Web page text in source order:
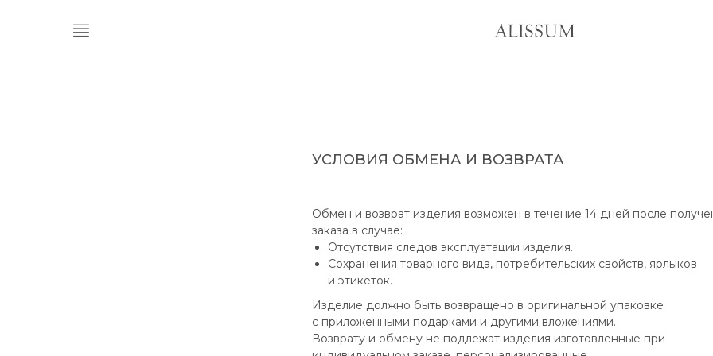
УСЛОВИЯ ОБМЕНА И ВОЗВРАТА
Обмен и возврат изделия возможен в течение 14 дней после
заказа в случае:
Отсутствия следов эксплуатации изделия.
Сохранения товарного вида, потребительских свойств, ярлыков
и этикеток.
Изделие должно быть возвращено в оригинальной упаковке
с приложенными подарками и другими вложениями.
Возврату и обмену не подлежат изделия изготовленные при